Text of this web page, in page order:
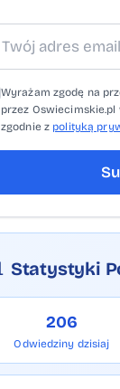
Wyrażam zgodę na
przez
zgodnie z polityką
Statystyki
206
Odwiedziny dzisiaj